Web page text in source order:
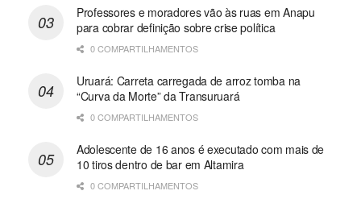
Professores e moradores vão às ruas em Anapu
para cobrar definição sobre crise política
0 COMPARTILHAMENTOS
Uruará: Carreta carregada de arroz tomba na
“Curva da Morte” da Transuruará
0 COMPARTILHAMENTOS
Adolescente de 16 anos é executado com mais de
10 tiros dentro de bar em Altamira
0 COMPARTILHAMENTOS